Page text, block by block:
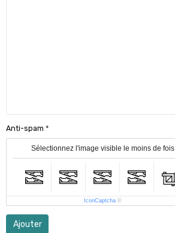
Anti-spam
Sélectionnez l'image visible le moins de fois
IconCaptcha ©
Ajouter